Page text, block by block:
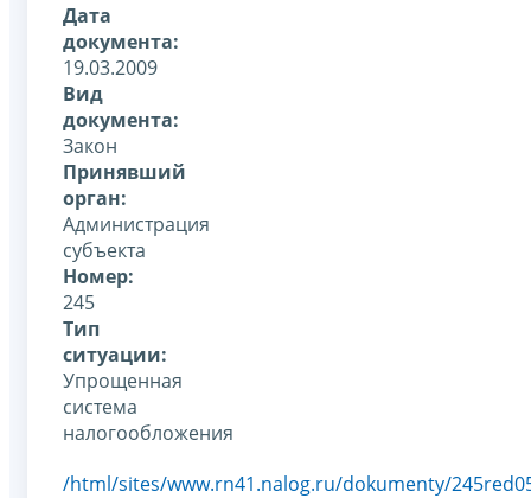
Дата
документа:
19.03.2009
Вид
документа:
Закон
Принявший
орган:
Администрация
субъекта
Номер:
245
Тип
ситуации:
Упрощенная
система
налогообложения
/html/sites/www.rn41.nalog.ru/dokumenty/